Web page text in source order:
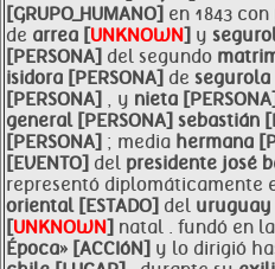
[GRUPO_HUMANO] en 1843 con
de arrea [UNKNOWN] y
[PERSONA] del segundo
isidora [PERSONA] de segurola
[PERSONA] , y nieta [PERSONA]
general [PERSONA] sebastián
[PERSONA] ; media hermana
[EVENTO] del presidente josé
representó diplomáticamente
oriental [ESTADO] del uruguay
[UNKNOWN] natal . fundó en la
Época» [ACCIóN] y lo dirigió